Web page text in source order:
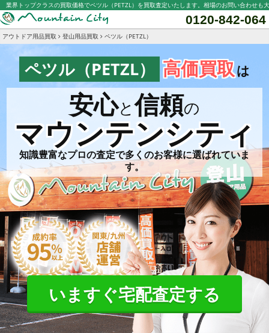
業界トップクラスの買取価格でペツル（PETZL）を買取査定いたします。相場のお問い合わせも
0120-842-064
アウトドア用品買取 登山用品買取 ペツル（PETZL）
ペツル（PETZL） 高価買取は
安心と信頼の
マウンテンシティ
知識豊富なプロの査定で多くのお客様に選ばれていま
す。
いますぐ宅配査定する